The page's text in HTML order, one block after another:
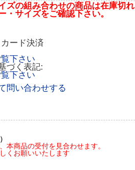
ズの組み合わせの商品は在庫切れ
・サイズをご確認下さい。
ード決済
下さい
づく表記:
下さい
問い合わせする
本商品の受付を見合わせます。
くお願いいたします